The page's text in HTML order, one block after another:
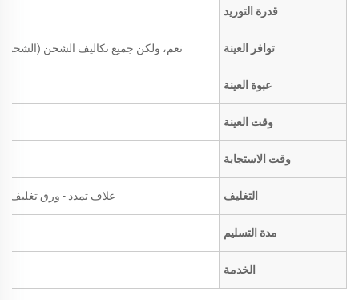
قدرة التوريد
توافر العينة نعم، ولكن جميع تكاليف الشحن (الشحن
عبوة العينة
وقت العينة
وقت الاستجابة
التغليف غلاف تمدد - ورق تغليف
مدة التسليم
الخدمة